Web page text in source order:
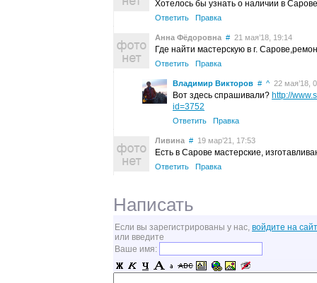
Хотелось бы узнать о наличии в
Ответить Правка
Анна Фёдоровна # 21 мая’18, 19:14
Где найти мастерскую в г.
Ответить Правка
Владимир Викторов # ^ 22 мая’18,
Вот здесь спрашивали? http://
id=3752
Ответить Правка
Ливина # 19 мар’21, 17:53
Есть в Сарове мастерские,
Ответить Правка
Написать
Если вы зарегистрированы у нас, войдите на сайт
или введите
Ваше имя: